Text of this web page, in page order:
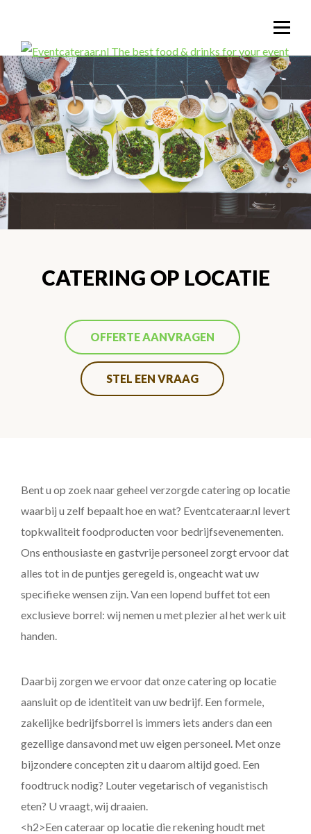
CATERING OP LOCATIE
OFFERTE AANVRAGEN
STEL EEN VRAAG
Bent u op zoek naar geheel verzorgde catering op locatie
waarbij u zelf bepaalt hoe en wat? Eventcateraar.nl levert
topkwaliteit foodproducten voor bedrijfsevenementen.
Ons enthousiaste en gastvrije personeel zorgt ervoor dat
alles tot in de puntjes geregeld is, ongeacht wat uw
specifieke wensen zijn. Van een lopend buffet tot een
exclusieve borrel: wij nemen u met plezier al het werk uit
handen.
Daarbij zorgen we ervoor dat onze catering op locatie
aansluit op de identiteit van uw bedrijf. Een formele,
zakelijke bedrijfsborrel is immers iets anders dan een
gezellige dansavond met uw eigen personeel. Met onze
bijzondere concepten zit u daarom altijd goed. Een
foodtruck nodig? Louter vegetarisch of veganistisch
eten? U vraagt, wij draaien.
<h2>Een cateraar op locatie die rekening houdt met